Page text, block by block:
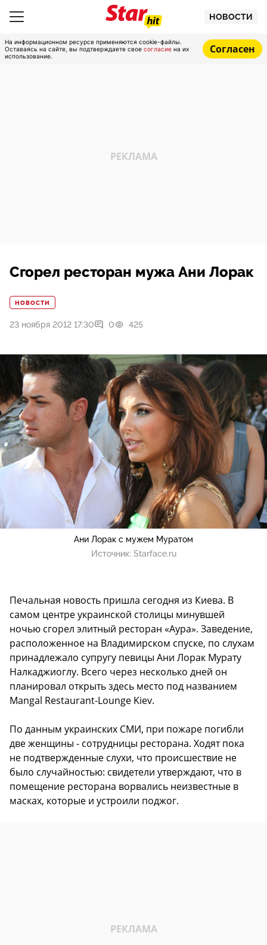
НОВОСТИ
На информационном ресурсе применяются cookie-файлы.
Оставаясь на сайте, вы подтверждаете свое согласие на их
использование.
Согласен
Сгорел ресторан мужа Ани Лорак
НОВОСТИ
23 ноября 2012 17:30 0 425
Ани Лорак с мужем Муратом
Источник: Starface.ru
Печальная новость пришла сегодня из Киева. В
самом центре украинской столицы минувшей
ночью сгорел элитный ресторан «Аура». Заведение,
расположенное на Владимирском спуске, по слухам
принадлежало супругу певицы Ани Лорак Мурату
Налкаджиоглу. Всего через несколько дней он
планировал открыть здесь место под названием
Mangal Restaurant-Lounge Kiev.
По данным украинских СМИ, при пожаре погибли
две женщины - сотрудницы ресторана. Ходят пока
не подтвержденные слухи, что происшествие не
было случайностью: свидетели утверждают, что в
помещение ресторана ворвались неизвестные в
масках, которые и устроили поджог.